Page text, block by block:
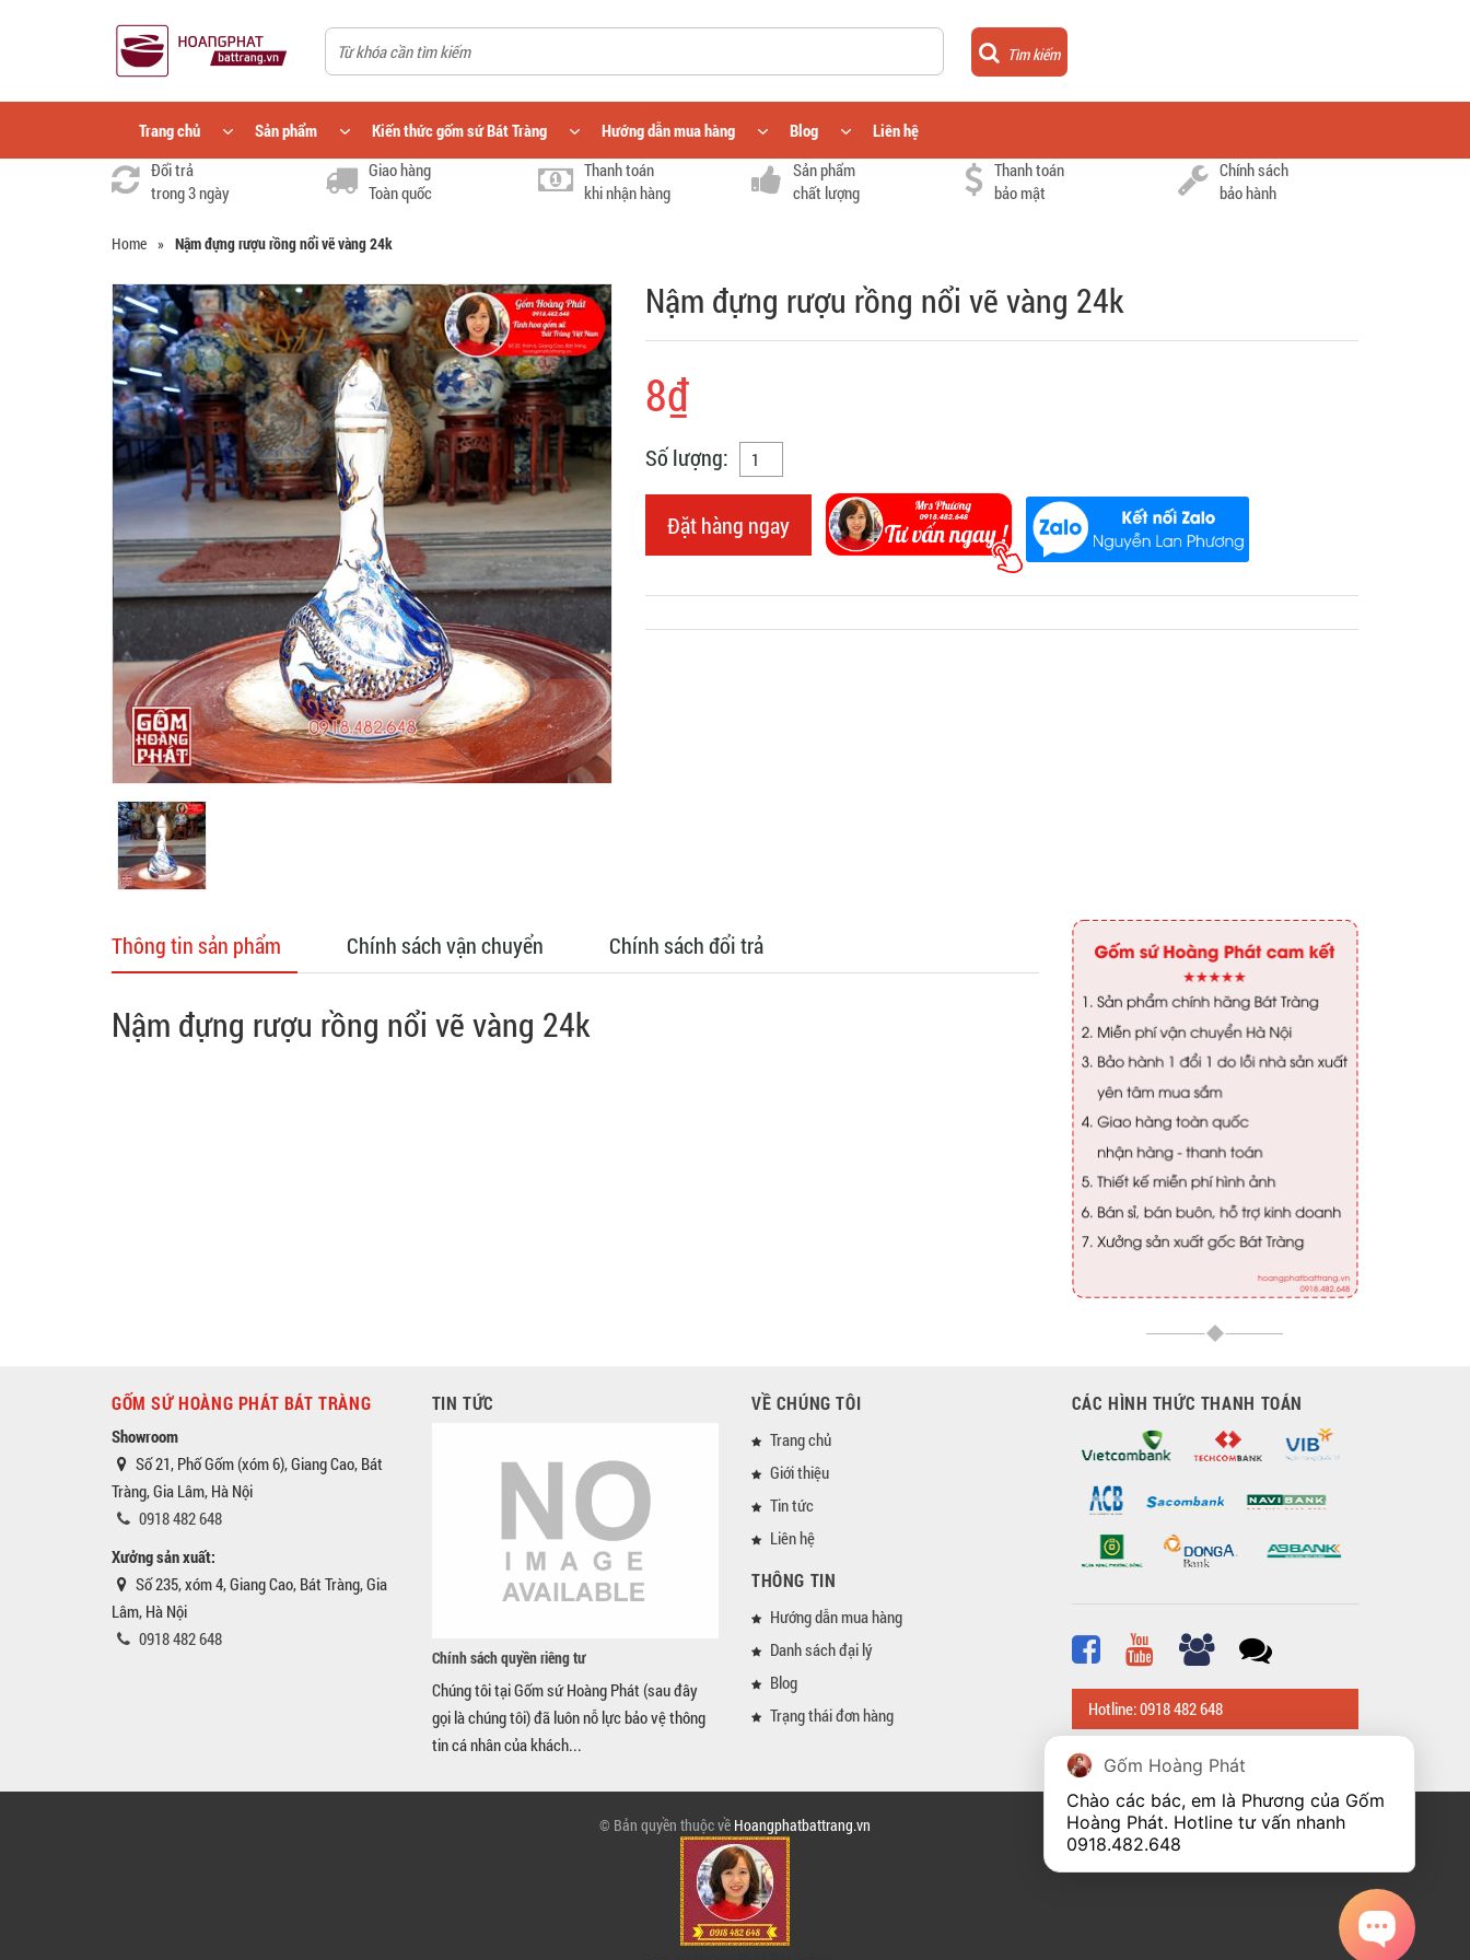
Tìm kiếm
Trang chủ Sản phẩm Kiến thức gốm sứ Bát Tràng Hướng dẫn mua hàng Blog
Liên hệ
Đổi trả
trong 3 ngày
Giao hàng
Toàn quốc
Thanh toán
khi nhận hàng
Sản phẩm
chất lượng
Thanh toán
bảo mật
Chính sách
bảo hành
Home » Nậm đựng rượu rồng nổi vẽ vàng 24k
Nậm đựng rượu rồng nổi vẽ vàng 24k
8₫
Số lượng:
Đặt hàng ngay
Thông tin sản phẩm Chính sách vận chuyển Chính sách đổi trả
Nậm đựng rượu rồng nổi vẽ vàng 24k
GỐM SỨ HOÀNG PHÁT BÁT TRÀNG
Showroom
Số 21, Phố Gốm (xóm 6), Giang Cao, Bát
Tràng, Gia Lâm, Hà Nội
0918 482 648
Xưởng sản xuất:
Số 235, xóm 4, Giang Cao, Bát Tràng, Gia
Lâm, Hà Nội
0918 482 648
TIN TỨC
Chính sách quyền riêng tư
Chúng tôi tại Gốm sứ Hoàng Phát (sau đây
gọi là chúng tôi) đã luôn nỗ lực bảo vệ thông
tin cá nhân của khách...
VỀ CHÚNG TÔI
Trang chủ
Giới thiệu
Tin tức
Liên hệ
THÔNG TIN
Hướng dẫn mua hàng
Danh sách đại lý
Blog
Trạng thái đơn hàng
CÁC HÌNH THỨC THANH TOÁN
Hotline: 0918 482 648
© Bản quyền thuộc về Hoangphatbattrang.vn
Gốm Hoàng Phát
Chào các bác, em là Phương của Gốm
0918.482.648